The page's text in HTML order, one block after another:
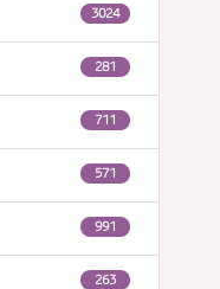
3024
281
711
571
991
263